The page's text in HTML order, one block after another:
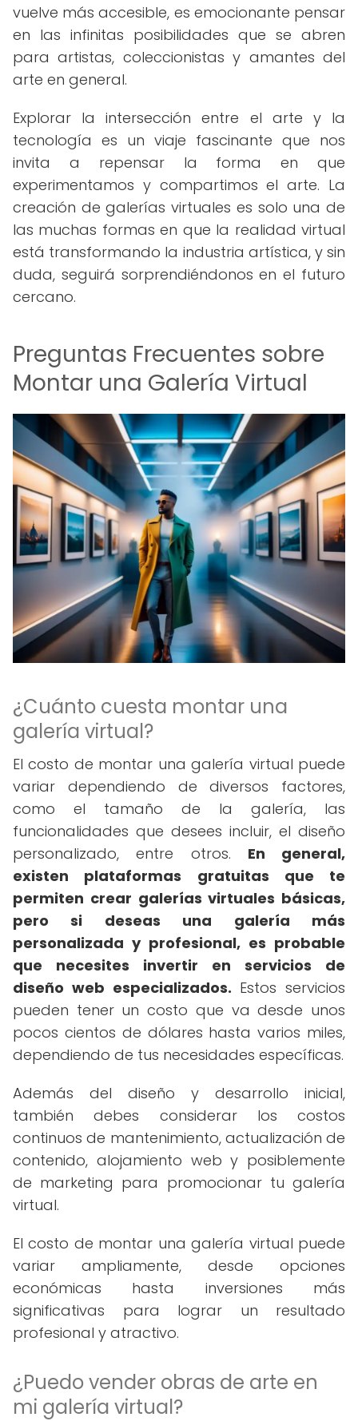
vuelve más accesible, es emocionante pensar
en las infinitas posibilidades que se abren
para artistas, coleccionistas y amantes del
arte en general.
Explorar la intersección entre el arte y la
tecnología es un viaje fascinante que nos
invita a repensar la forma en que
experimentamos y compartimos el arte. La
creación de galerías virtuales es solo una de
las muchas formas en que la realidad virtual
está transformando la industria artística, y sin
duda, seguirá sorprendiéndonos en el futuro
cercano.
Preguntas Frecuentes sobre
Montar una Galería Virtual
¿Cuánto cuesta montar una
galería virtual?
El costo de montar una galería virtual puede
variar dependiendo de diversos factores,
como el tamaño de la galería, las
funcionalidades que desees incluir, el diseño
personalizado, entre otros. En general,
existen plataformas gratuitas que te
permiten crear galerías virtuales básicas,
pero si deseas una galería más
personalizada y profesional, es probable
que necesites invertir en servicios de
diseño web especializados. Estos servicios
pueden tener un costo que va desde unos
pocos cientos de dólares hasta varios miles,
dependiendo de tus necesidades específicas.
Además del diseño y desarrollo inicial,
también debes considerar los costos
continuos de mantenimiento, actualización de
contenido, alojamiento web y posiblemente
de marketing para promocionar tu galería
virtual.
El costo de montar una galería virtual puede
variar ampliamente, desde opciones
económicas hasta inversiones más
significativas para lograr un resultado
profesional y atractivo.
¿Puedo vender obras de arte en
mi galería virtual?